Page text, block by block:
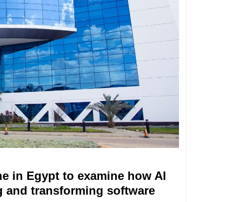
in Egypt to examine how AI
and transforming software